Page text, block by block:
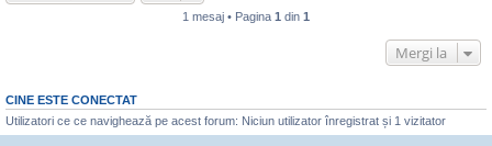
1 mesaj • Pagina 1 din 1
Mergi la
CINE ESTE CONECTAT
Utilizatori ce ce navighează pe acest forum: Niciun utilizator înregistrat și 1 vizitator